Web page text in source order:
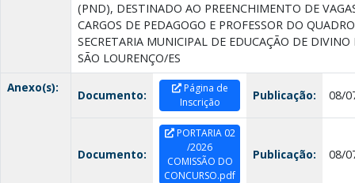
(PND), DESTINADO AO PREENCHIMENTO DE
CARGOS DE PEDAGOGO E PROFESSOR DO
SECRETARIA MUNICIPAL DE EDUCAÇÃO DE DIVINO
SÃO LOURENÇO/ES
Anexo(s):
Documento:
Página de
Inscrição
Publicação: 08/
Documento:
PORTARIA 02
/2026
COMISSÃO DO
CONCURSO.pdf
Publicação: 08/